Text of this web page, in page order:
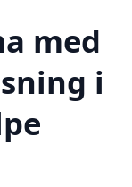
med
i